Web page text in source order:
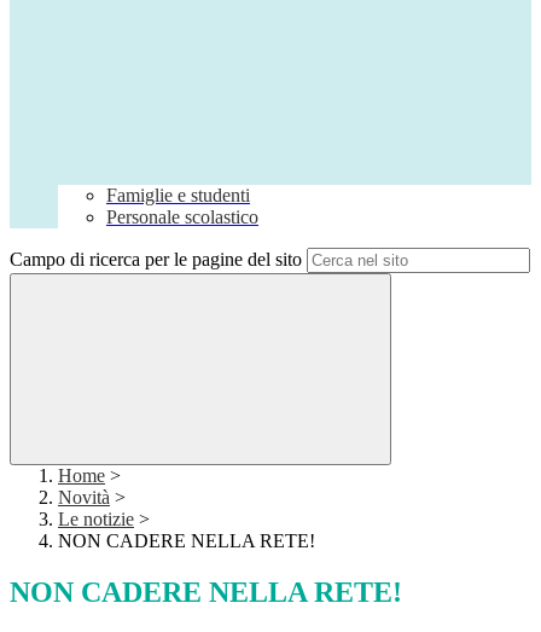
Famiglie e studenti
Personale scolastico
Campo di ricerca per le pagine del sito
Home >
Novità >
Le notizie >
NON CADERE NELLA RETE!
NON CADERE NELLA RETE!